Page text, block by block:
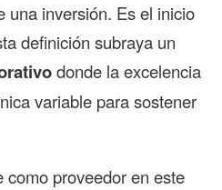
una inversión. Es el inicio
definición subraya un
donde la excelencia
variable para sostener
proveedor en este